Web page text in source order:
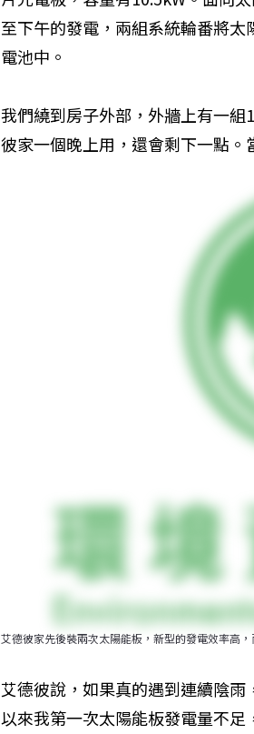
至下午的發電，兩組系統輪番將
電池中。
我們繞到房子外部，外牆上有一
彼家一個晚上用，還會剩下一點。
艾德彼家先後裝兩次太陽能板，新型的發電效率高
艾德彼說，如果真的遇到連續陰
以來我第一次太陽能板發電量不